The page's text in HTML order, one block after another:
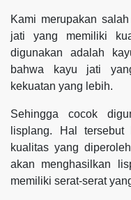
Kami merupakan
jati yang memiliki
digunakan adalah
bahwa kayu jati
kekuatan yang lebih.
Sehingga cocok
lisplang. Hal
kualitas yang
akan menghasilkan
memiliki serat-serat